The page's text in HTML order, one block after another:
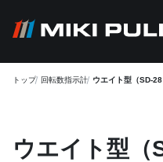
トップ 回転数指示計 ウエイト型（SD-
ウエイト型（